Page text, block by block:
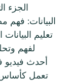
البيانات: فهم
تعليم
لفهم
أحدث فيديو
تعمل كأساس